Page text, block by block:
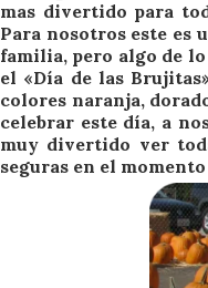
mas divertido para
Para nosotros este es
familia, pero algo de
el «Día de las
colores naranja,
celebrar este día, a
muy divertido ver
seguras en el